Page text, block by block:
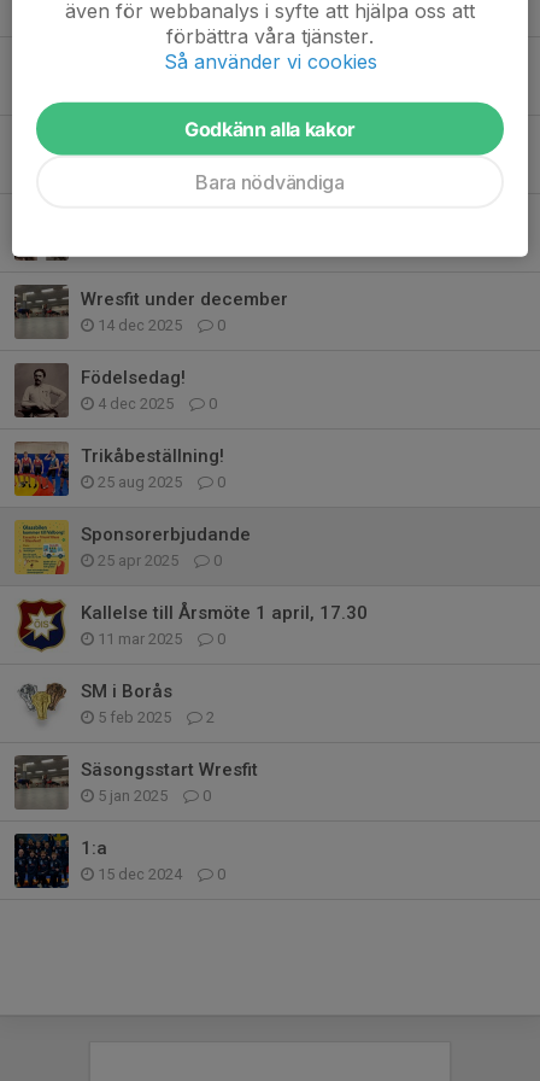
10 mar, 10:40 0
Vaccinera klubben mot doping
Soft Touch Open
Wresfit under december
14 dec 2025 0
Födelsedag!
4 dec 2025 0
Trikåbeställning!
25 aug 2025 0
Sponsorerbjudande
25 apr 2025 0
Kallelse till Årsmöte 1 april, 17.30
11 mar 2025 0
SM i Borås
5 feb 2025 2
Säsongsstart Wresfit
5 jan 2025 0
1:a
15 dec 2024 0
även för webbanalys i syfte att hjälpa oss att
förbättra våra tjänster.
Så använder vi cookies
Godkänn alla kakor
Bara nödvändiga